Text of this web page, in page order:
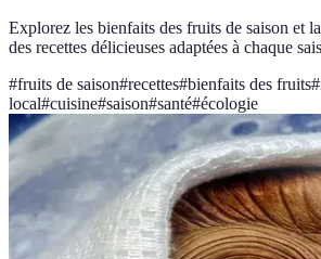
Explorez les bienfaits des fruits de saison et
des recettes délicieuses adaptées à chaque
#fruits de saison#recettes#bienfaits des fruits#
local#cuisine#saison#santé#écologie